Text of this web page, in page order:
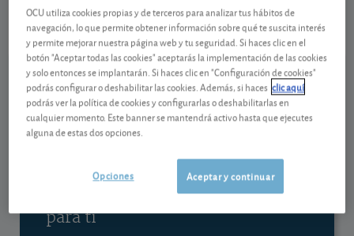
07/08/2026 Madrid
-0,18 EUR (-0,71 %)
Ver detalladamente
Contenido reservado a SOCIOS
Gestiona tu dinero con visión
experta
y consigue que cada euro trabaje
para ti
OCU utiliza cookies propias y de terceros para analizar tus hábitos de
navegación, lo que permite obtener información sobre qué te suscita interés
y permite mejorar nuestra página web y tu seguridad. Si haces clic en el
botón "Aceptar todas las cookies" aceptarás la implementación de las cookies
y solo entonces se implantarán. Si haces clic en "Configuración de cookies"
podrás configurar o deshabilitar las cookies. Además, si haces clic aquí
podrás ver la política de cookies y configurarlas o deshabilitarlas en
cualquier momento. Este banner se mantendrá activo hasta que ejecutes
alguna de estas dos opciones.
Aceptar y continuar
Opciones